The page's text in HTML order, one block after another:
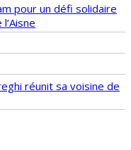
pour un défi solidaire
réunit sa voisine de